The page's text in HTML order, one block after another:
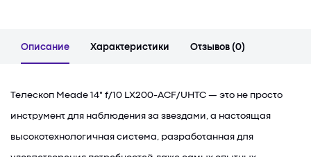
Описание Характеристики Отзывов (0)
Телескоп Meade 14" f/10 LX200-ACF/UHTC — это не просто
инструмент для наблюдения за звездами, а настоящая
высокотехнологичная система, разработанная для